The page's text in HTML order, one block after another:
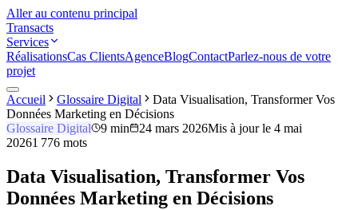
Aller au contenu principal
Transacts
Services
RéalisationsCas ClientsAgenceBlogContactParlez-nous de votre
projet
Accueil Glossaire Digital
Data Visualisation, Transformer Vos
Données Marketing en Décisions
Glossaire Digital
9 min 24 mars 2026Mis à jour le 4 mai
20261 776 mots
Data Visualisation, Transformer Vos
Données Marketing en Décisions